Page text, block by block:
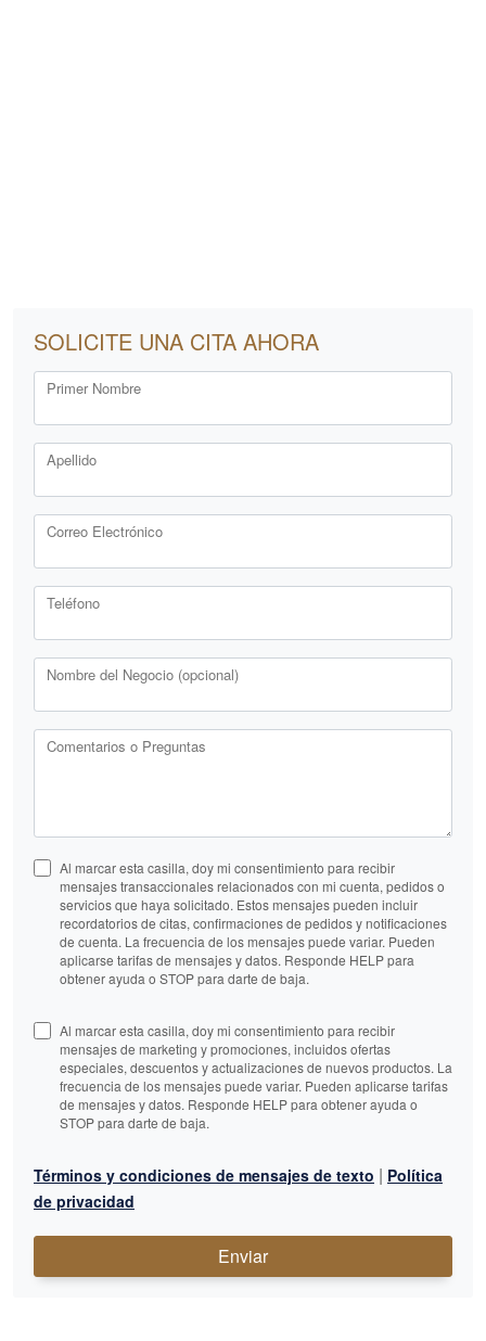
SOLICITE UNA CITA AHORA
Primer Nombre
Apellido
Correo Electrónico
Teléfono
Nombre del Negocio (opcional)
Comentarios o Preguntas
Al marcar esta casilla, doy mi consentimiento para recibir
mensajes transaccionales relacionados con mi cuenta, pedidos o
servicios que haya solicitado. Estos mensajes pueden incluir
recordatorios de citas, confirmaciones de pedidos y notificaciones
de cuenta. La frecuencia de los mensajes puede variar. Pueden
aplicarse tarifas de mensajes y datos. Responde HELP para
obtener ayuda o STOP para darte de baja.
Al marcar esta casilla, doy mi consentimiento para recibir
mensajes de marketing y promociones, incluidos ofertas
especiales, descuentos y actualizaciones de nuevos productos. La
frecuencia de los mensajes puede variar. Pueden aplicarse tarifas
de mensajes y datos. Responde HELP para obtener ayuda o
STOP para darte de baja.
Términos y condiciones de mensajes de texto | Política
de privacidad
Enviar